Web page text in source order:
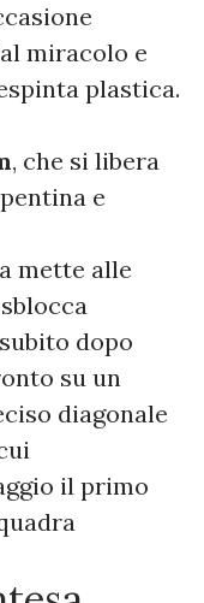
al miracolo e
plastica.
, che si libera
e
mette alle
dopo
su un
diagonale
il primo